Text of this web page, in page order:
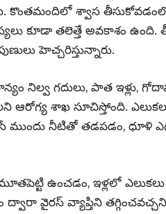
కొంతమందిలో శ్వాస తీసుకోవడంలో
కూడా తలెత్తే అవకాశం ఉంది.
హెచ్చరిస్తున్నారు.
నిల్వ గదులు, పాత ఇళ్లు,
ఆరోగ్య శాఖ సూచిస్తోంది.
ముందు నీటితో తడపడం, ధూళి
ఉంచడం, ఇళ్లలో
ద్వారా వైరస్ వ్యాప్తిని తగ్గించవచ్చని